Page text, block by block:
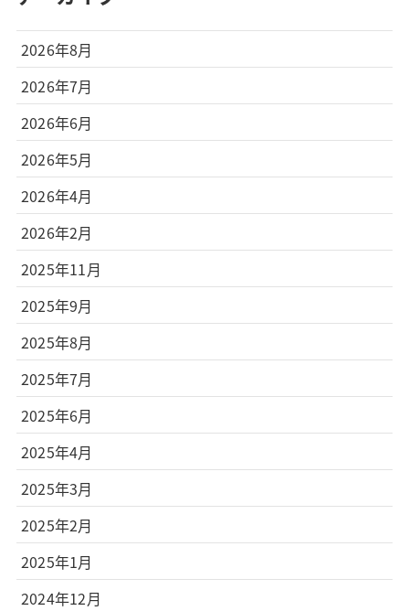
2026年8月
2026年7月
2026年6月
2026年5月
2026年4月
2026年2月
2025年11月
2025年9月
2025年8月
2025年7月
2025年6月
2025年4月
2025年3月
2025年2月
2025年1月
2024年12月